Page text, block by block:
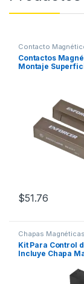
Contacto
Contactos
Montaje
11/4″ Brecha /
$51.76
Chapas Magnéticas
Kit Para Control
Incluye Chapa
Uso Interior /
UL / En Color